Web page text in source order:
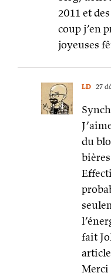
2011 et
coup j’en
joyeuses
LD 27
du
fait
Merci